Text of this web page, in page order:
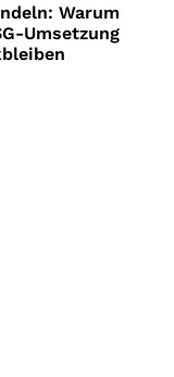
Warum
Umsetzung